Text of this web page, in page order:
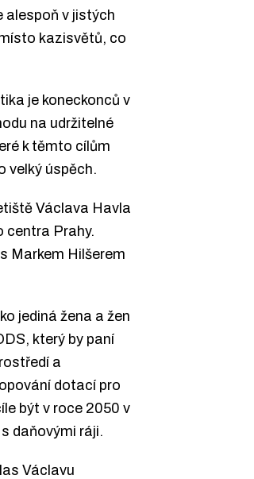
alespoň v jistých
kazisvětů, co
je koneckonců v
na udržitelné
k těmto cílům
velký úspěch.
Václava Havla
centra Prahy.
Markem Hilšerem
jediná žena a žen
který by paní
a
dotací pro
být v roce 2050 v
daňovými ráji.
Václavu